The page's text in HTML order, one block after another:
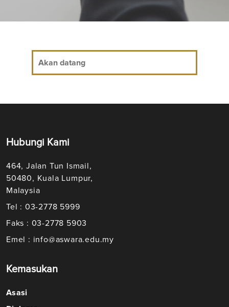
Akan datang
Hubungi Kami
464, Jalan Tun Ismail,
50480, Kuala Lumpur,
Malaysia
Tel : 03-2778 5999
Faks : 03-2778 5903
Emel : info@aswara.edu.my
Kemasukan
Asasi